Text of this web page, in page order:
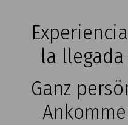
la
Ganz